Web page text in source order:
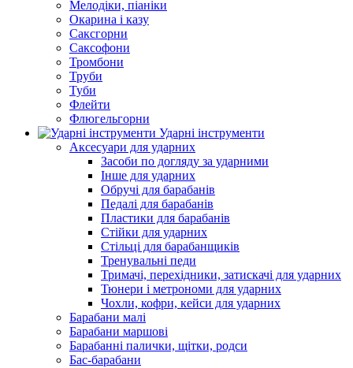
Мелодіки, піаніки
Окарина і казу
Саксгорни
Саксофони
Тромбони
Труби
Туби
Флейти
Флюгельгорни
Ударні інструменти
Аксесуари для ударних
Засоби по догляду за ударними
Інше для ударних
Обручі для барабанів
Педалі для барабанів
Пластики для барабанів
Стійки для ударних
Стільці для барабанщиків
Тренувальні педи
Тримачі, перехідники, затискачі для ударних
Тюнери і метрономи для ударних
Чохли, кофри, кейси для ударних
Барабани малі
Барабани маршові
Барабанні палички, щітки, родси
Бас-барабани